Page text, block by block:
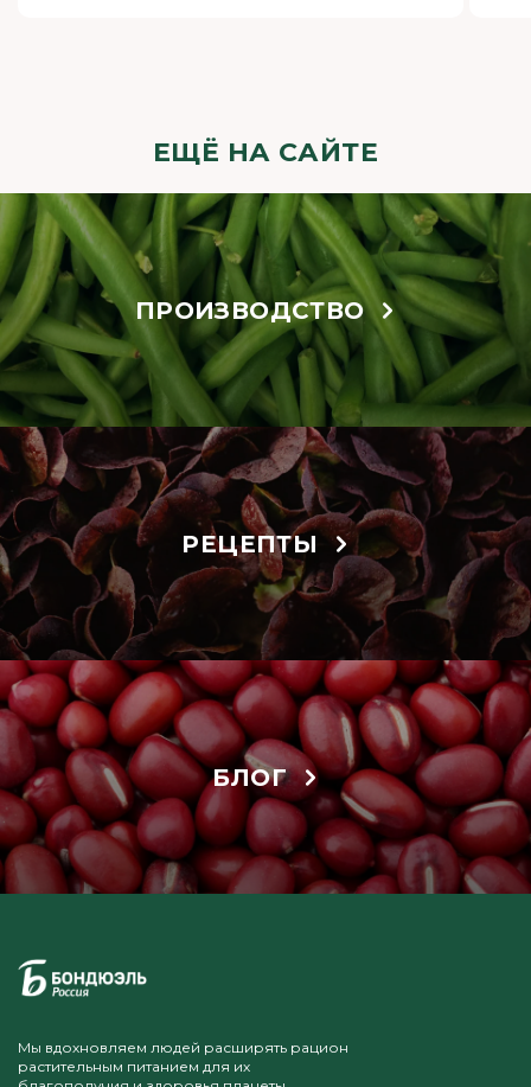
ЕЩЁ НА САЙТЕ
ПРОИЗВОДСТВО
РЕЦЕПТЫ
БЛОГ
Мы вдохновляем людей расширять рацион
растительным питанием для их